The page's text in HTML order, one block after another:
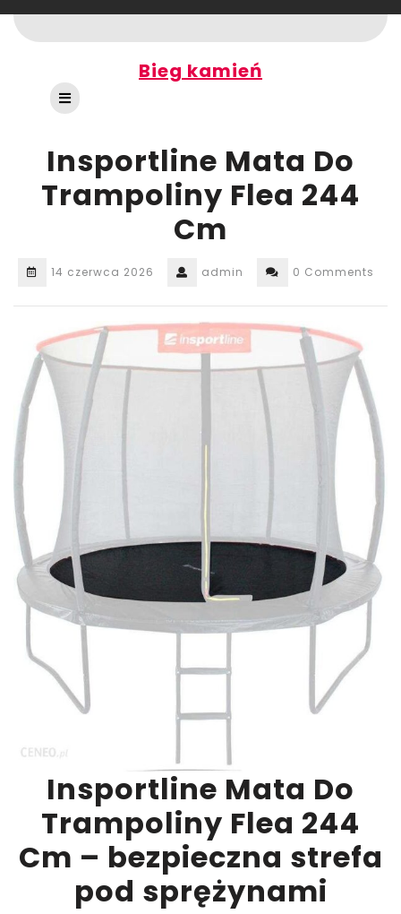
to
content
Bieg kamień
Open
Button
Insportline Mata Do
Trampoliny Flea 244
Cm
14 czerwca 2026 admin 0 Comments
Insportline Mata Do
Trampoliny Flea 244
Cm – bezpieczna strefa
pod sprężynami